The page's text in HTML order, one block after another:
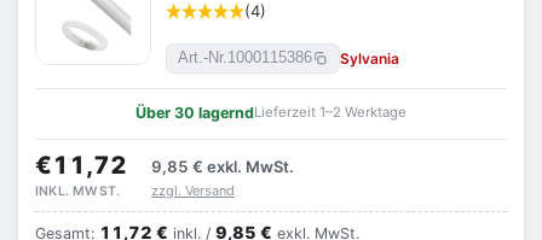
(4)
Art.-Nr.1000115386 Sylvania
Über 30 lagerndLieferzeit 1–2 Werktage
€11,72 9,85 € exkl. MwSt.
INKL. MWST. zzgl. Versand
Gesamt: 11,72 € inkl. / 9,85 € exkl. MwSt.